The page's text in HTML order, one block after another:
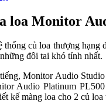
loa Monitor
thống củ loa thượng
đôi tai khó tính nhất.
Monitor Audio
Audio Platinum
kế màng loa cho 2 củ